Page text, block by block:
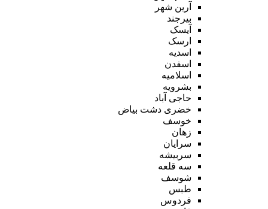
آرین شهر
بیرجند
آیسک
ارسک
اسدیه
اسفدن
اسلامیه
بشرویه
حاجی آباد
خضری دشت بیاض
خوسف
زهان
سرایان
سربیشه
سه قلعه
شوسف
طبس
فردوس